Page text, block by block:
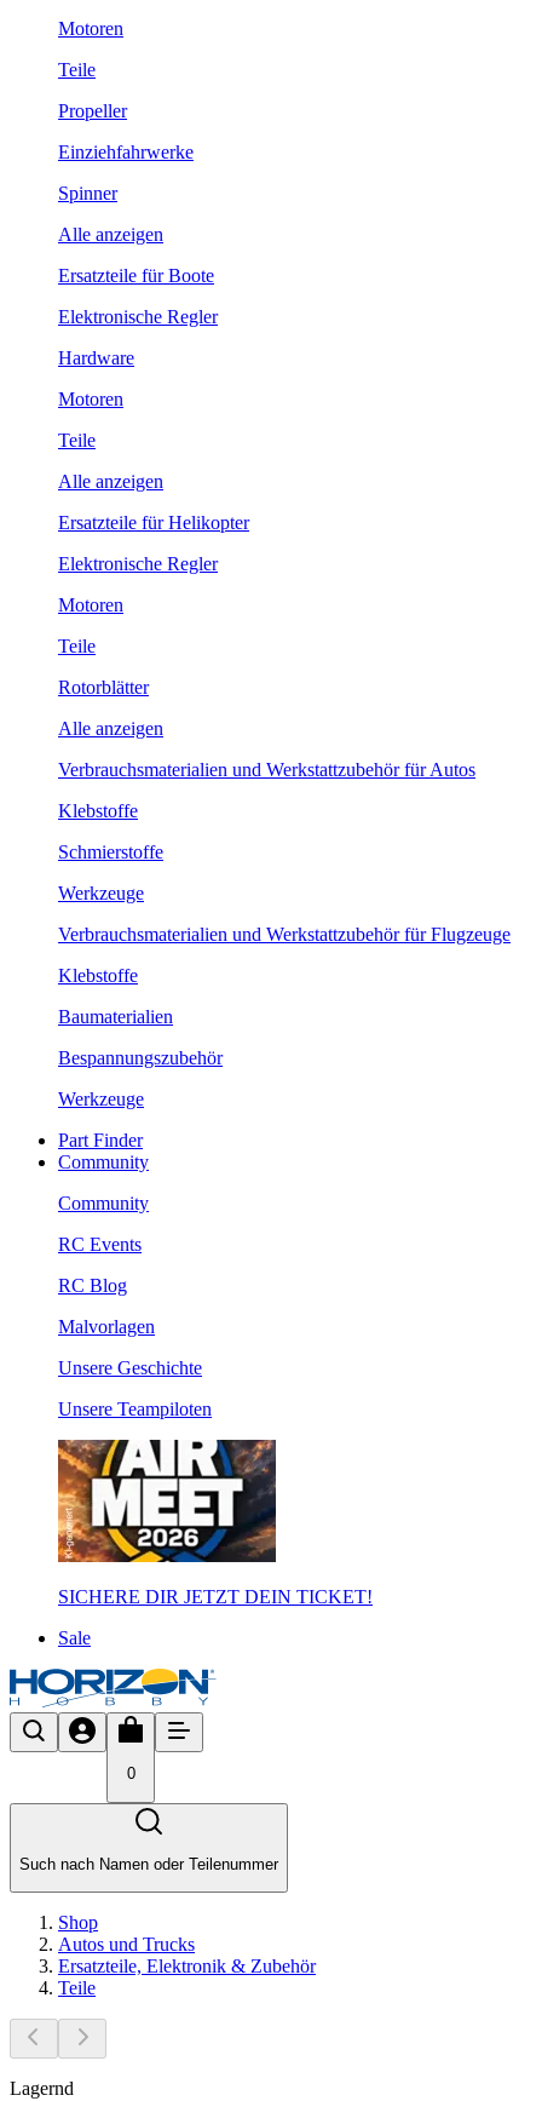
Motoren
Teile
Propeller
Einziehfahrwerke
Spinner
Alle anzeigen
Ersatzteile für Boote
Elektronische Regler
Hardware
Motoren
Teile
Alle anzeigen
Ersatzteile für Helikopter
Elektronische Regler
Motoren
Teile
Rotorblätter
Alle anzeigen
Verbrauchsmaterialien und Werkstattzubehör für Autos
Klebstoffe
Schmierstoffe
Werkzeuge
Verbrauchsmaterialien und Werkstattzubehör für Flugzeuge
Klebstoffe
Baumaterialien
Bespannungszubehör
Werkzeuge
Part Finder
Community
Community
RC Events
RC Blog
Malvorlagen
Unsere Geschichte
Unsere Teampiloten
SICHERE DIR JETZT DEIN TICKET!
Sale
0
Such nach Namen oder Teilenummer
Shop
Autos und Trucks
Ersatzteile, Elektronik & Zubehör
Teile
Lagernd